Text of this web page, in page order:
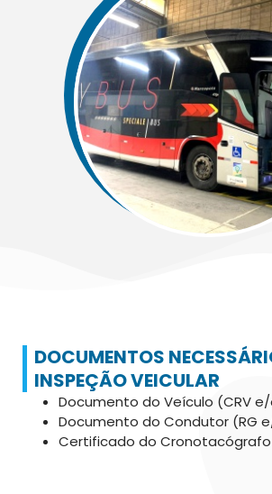
DOCUMENTOS
INSPEÇÃO VEICULAR
Documento do Veículo (CRV e/
Documento do Condutor (RG
Certificado do